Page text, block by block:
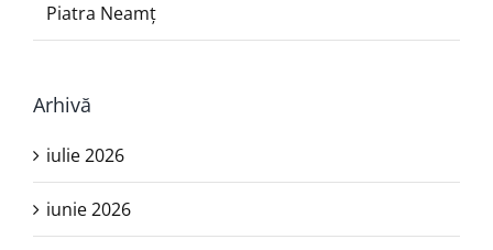
Piatra Neamţ
Arhivă
iulie 2026
iunie 2026